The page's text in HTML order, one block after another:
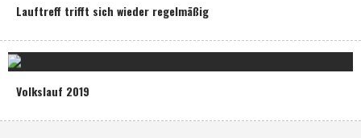
Lauftreff trifft sich wieder regelmäßig
Volkslauf 2019